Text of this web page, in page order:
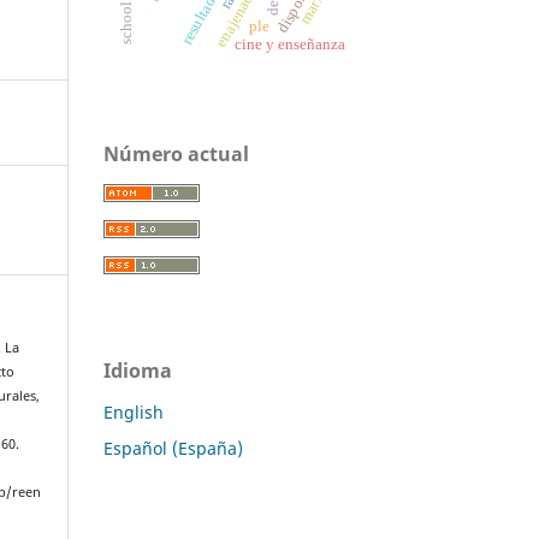
La
reen
marx
cine y enseñanza
ple
Número actual
Idioma
English
Español (España)